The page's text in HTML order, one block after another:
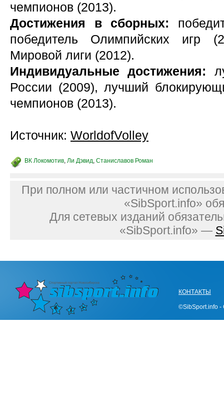
чемпионов (2013).
Достижения в сборных:
победитель Олимпийских игр
Мировой лиги (2012).
Индивидуальные достижения:
России (2009), лучший
чемпионов (2013).
Источник: WorldofVolley
ВК Локомотив, Ли Дэвид, Станиславов Роман
При полном или частичном
«SibSport.info»
Для сетевых изданий
«SibSport.info» —
КОНТАКТЫ
©SibSport.info -